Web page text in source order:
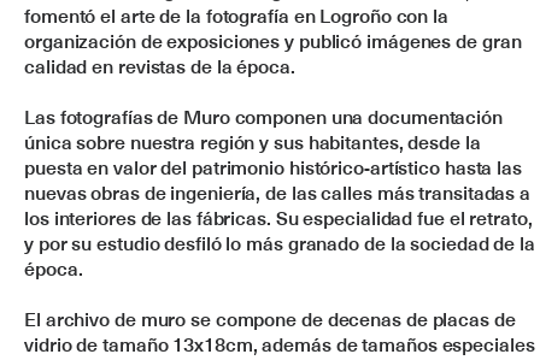
fomentó el arte de la fotografía en Logroño con la
organización de exposiciones y publicó imágenes de gran
calidad en revistas de la época.
Las fotografías de Muro componen una documentación
única sobre nuestra región y sus habitantes, desde la
puesta en valor del patrimonio histórico-artístico hasta las
nuevas obras de ingeniería, de las calles más transitadas a
los interiores de las fábricas. Su especialidad fue el retrato,
y por su estudio desfiló lo más granado de la sociedad de la
época.
El archivo de muro se compone de decenas de placas de
vidrio de tamaño 13x18cm, además de tamaños especiales